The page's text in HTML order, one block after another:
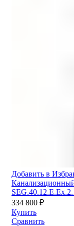
Добавить в
334 800 ₽
Купить
Сравнить